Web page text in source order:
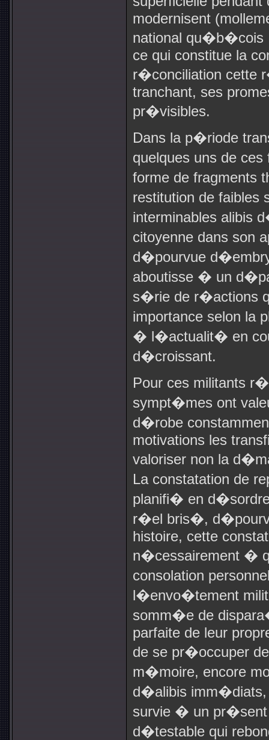
modernisent
national qu�b�cois
ce qui constitue la
r�conciliation cette
tranchant, ses
pr�visibles.
Dans la p�riode
quelques uns de
forme de
restitution de faibles
interminables alibis
citoyenne dans son
d�pourvue
aboutisse � un
s�rie de r�actions
importance selon
� l�actualit� en
d�croissant.
Pour ces militants
sympt�mes ont
d�robe
motivations les
valoriser non la
La constatation de
planifi� en
r�el bris�,
histoire, cette
n�cessairement �
consolation
l�envo�tement
somm�e de
parfaite de leur
de se pr�occuper
m�moire, encore
d�alibis
survie � un
d�testable qui